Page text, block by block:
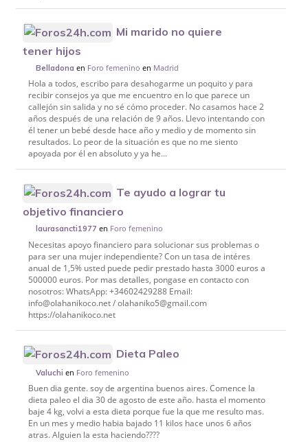
Mi marido no quiere
tener hijos
Belladona en Foro femenino en Madrid
Hola a todos, escribo para desahogarme un poquito y para
recibir consejos ya que me encuentro en lo que parece un
callejón sin salida y no sé cómo proceder. No casamos hace 2
años después de una relación de 9 años. Llevo intentando con
él tener un bebé desde hace año y medio y de momento sin
resultados. Lo peor de la situación es que no me siento
apoyada por él en absoluto y ya he...
Te ayudo a lograr tu
objetivo financiero
laurasancti1977 en Foro femenino
Necesitas apoyo financiero para solucionar sus problemas o
para ser una mujer independiente? Con un tasa de intéres
anual de 1,5% usted puede pedir prestado hasta 3000 euros a
500000 euros. Por mas detalles, pongase en contacto con
nosotros: WhatsApp: +34602429288 Email:
info@olahanikoco.net / olahaniko5@gmail.com
https://olahanikoco.net
Dieta Paleo
Valuchi en Foro femenino
Buen dia gente. soy de argentina buenos aires. Comence la
dieta paleo el dia 30 de agosto de este año. hasta el momento
baje 4 kg, volvi a esta dieta porque fue la que me resulto mas.
En un mes y medio habia bajado 11 kilos hace unos 6 años
atras. Alguien la esta haciendo????